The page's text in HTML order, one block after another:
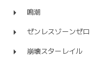
鳴潮
ゼンレスゾーンゼロ
崩壊スターレイル